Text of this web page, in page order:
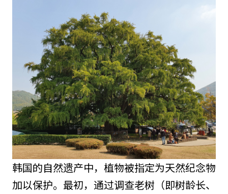
韩国的自然遗产中，植物被指定为天然纪念物
加以保护。最初，通过调查老树（即树龄长、